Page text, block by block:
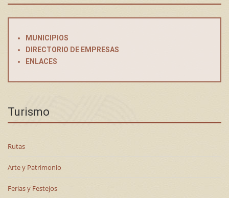
MUNICIPIOS
DIRECTORIO DE EMPRESAS
ENLACES
Turismo
Rutas
Arte y Patrimonio
Ferias y Festejos